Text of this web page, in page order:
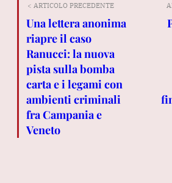
< ARTICOLO PRECEDENTE
Una lettera anonima
riapre il caso
Ranucci: la nuova
pista sulla bomba
carta e i legami con
ambienti criminali
fra Campania e
Veneto